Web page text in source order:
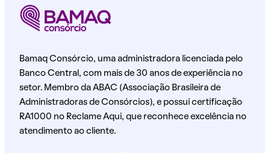
Bamaq Consórcio, uma administradora licenciada pelo
Banco Central, com mais de 30 anos de experiência no
setor. Membro da ABAC (Associação Brasileira de
Administradoras de Consórcios), e possui certificação
RA1000 no Reclame Aqui, que reconhece excelência no
atendimento ao cliente.